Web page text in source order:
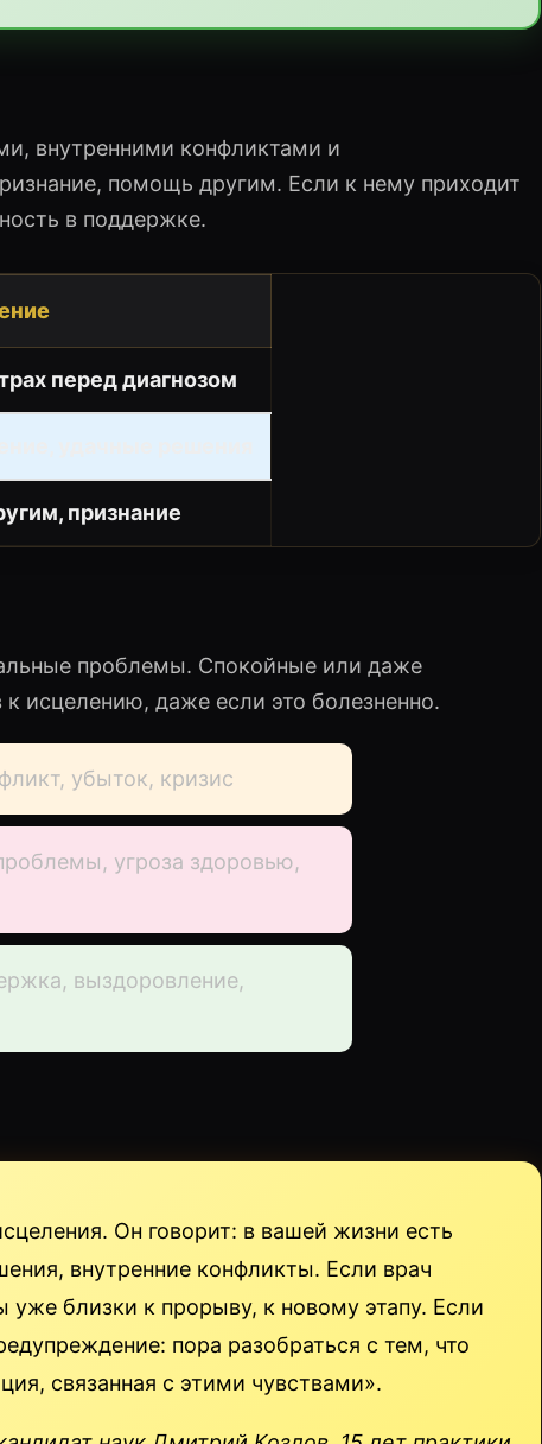
внутренними конфликтами и
помощь другим. Если к нему приходит
в поддержке.
перед диагнозом
признание
проблемы. Спокойные или даже
исцелению, даже если это болезненно.
убыток, кризис
угроза здоровью,
выздоровление,
Он говорит: в вашей жизни есть
внутренние конфликты. Если врач
близки к прорыву, к новому этапу. Если
пора разобраться с тем, что
связанная с этими чувствами».